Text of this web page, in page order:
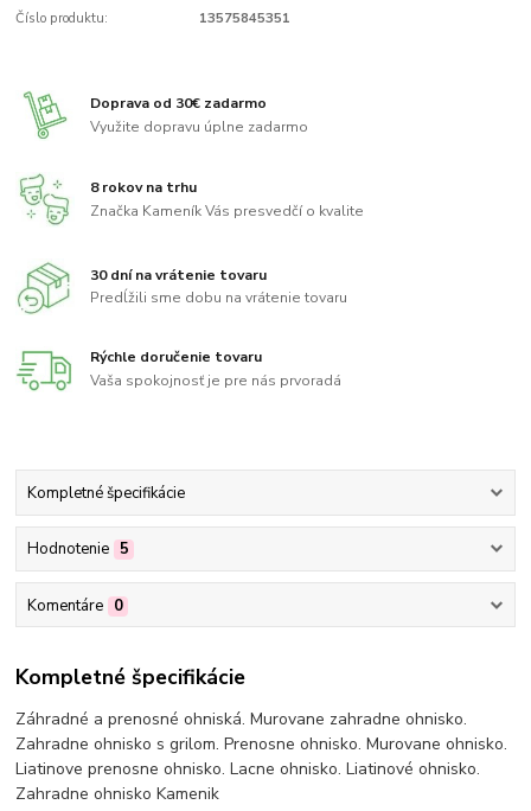
Číslo produktu: 13575845351
Doprava od 30€ zadarmo
Využite dopravu úplne zadarmo
8 rokov na trhu
Značka Kameník Vás presvedčí o kvalite
30 dní na vrátenie tovaru
Predĺžili sme dobu na vrátenie tovaru
Rýchle doručenie tovaru
Vaša spokojnosť je pre nás prvoradá
Kompletné špecifikácie
Hodnotenie 5
Komentáre 0
Kompletné špecifikácie
Záhradné a prenosné ohniská. Murovane zahradne ohnisko.
Zahradne ohnisko s grilom. Prenosne ohnisko. Murovane ohnisko.
Liatinove prenosne ohnisko. Lacne ohnisko. Liatinové ohnisko.
Zahradne ohnisko Kamenik